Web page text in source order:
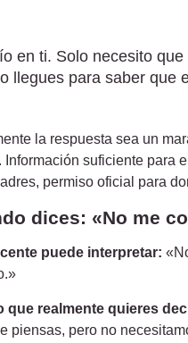
en ti. Solo necesito
llegues para saber que
la respuesta sea un
Información suficiente para
permiso oficial para
dices: «No me
puede interpretar:
que realmente quieres
piensas, pero no